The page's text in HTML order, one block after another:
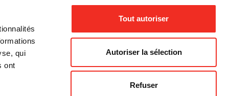
qui
ont
Tout autoriser
Autoriser la sélection
Refuser
JOINDRE